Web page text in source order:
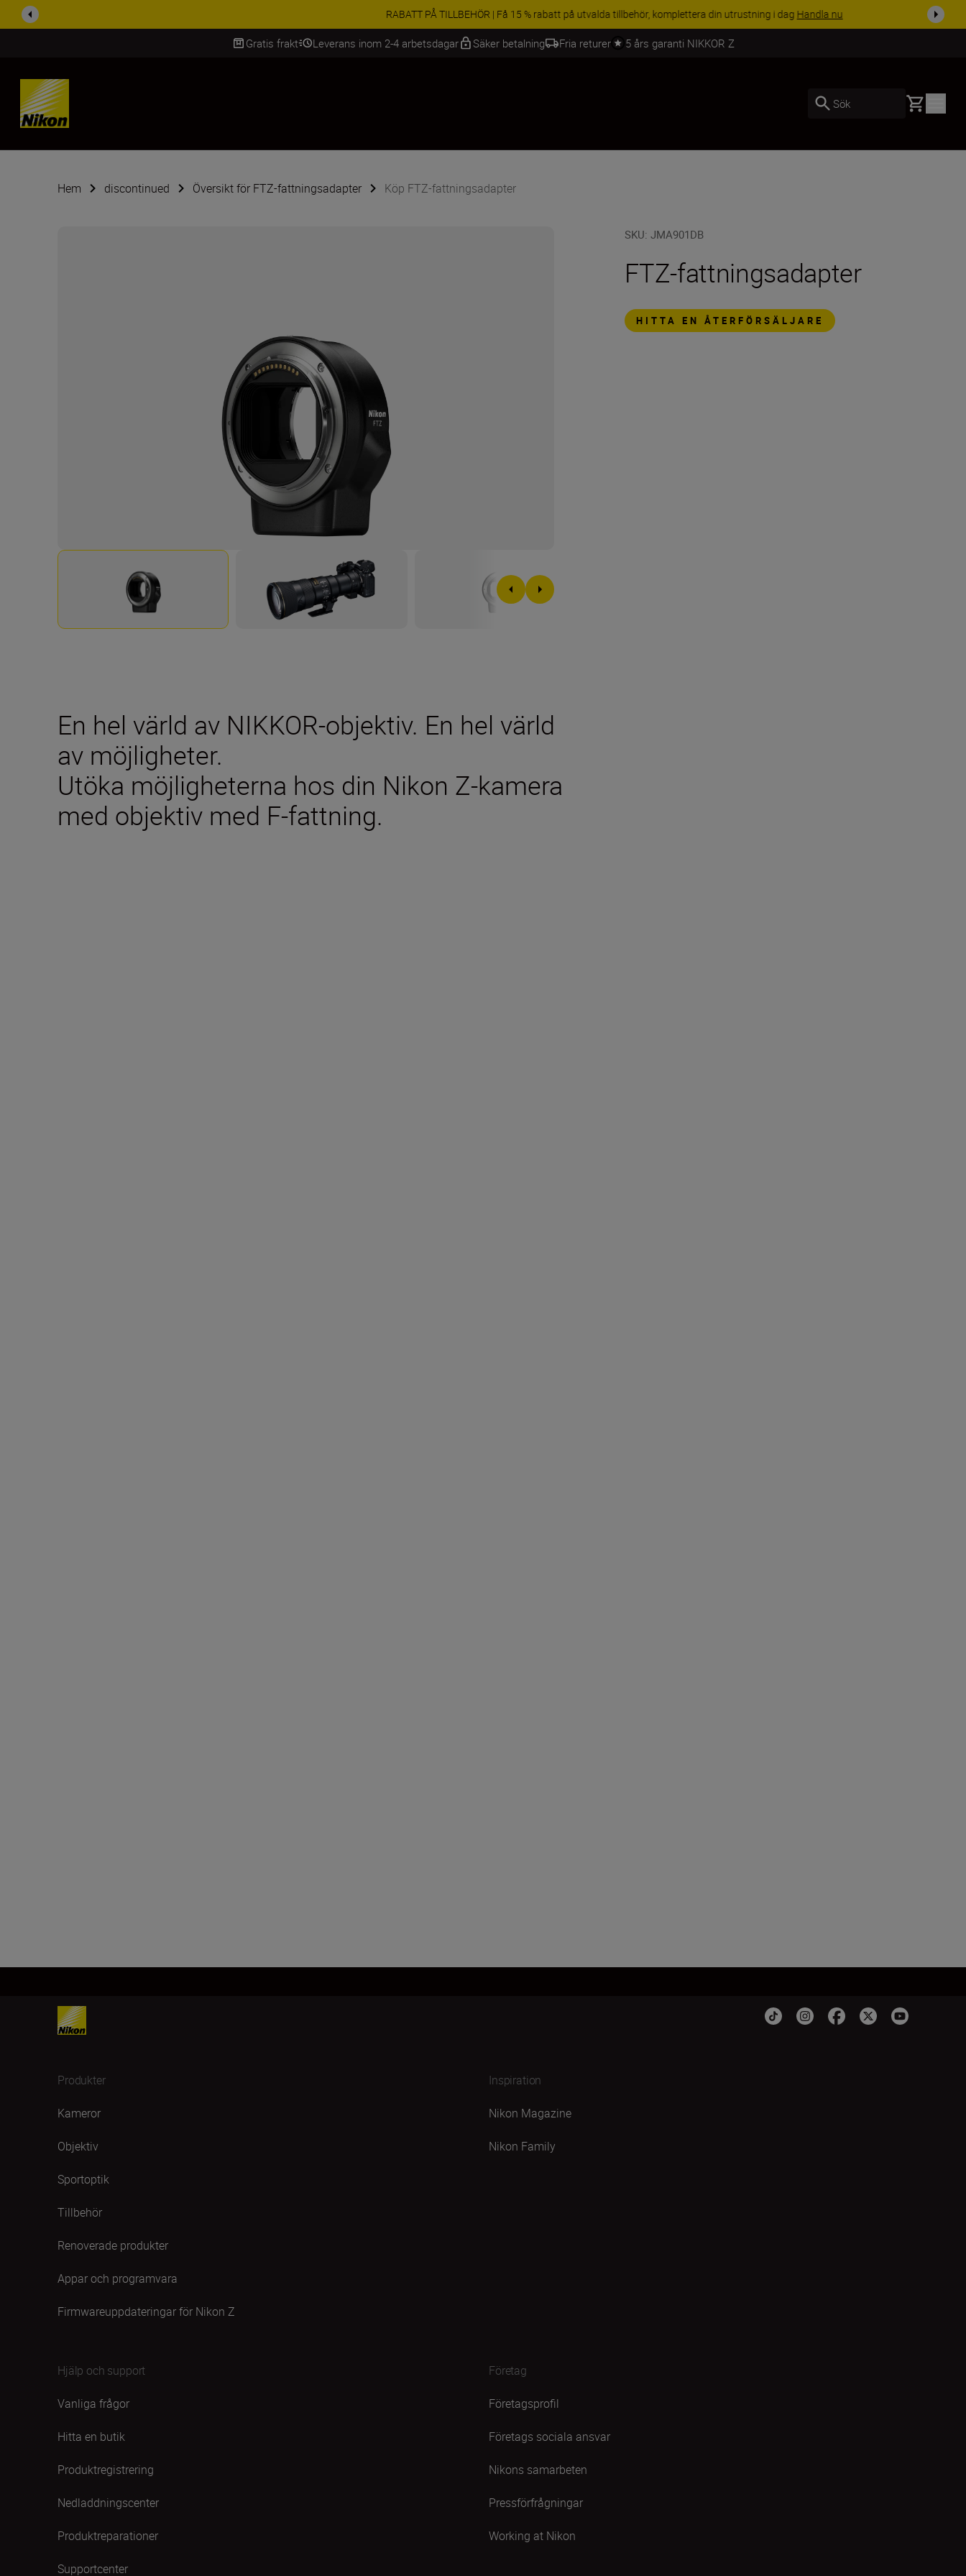
RABATT PÅ TILLBEHÖR | Få 15 % rabatt på utvalda tillbehör, komplettera din utrustning i dagHandla nu
Gratis frakt Leverans inom 2-4 arbetsdagar Säker betalning Fria returer 5 års garanti NIKKOR Z
SKIP
Sök Basket
Hem discontinued Översikt för FTZ-fattningsadapter Köp FTZ-fattningsadapter
SKU:JMA901DB
FTZ-fattningsadapter
HITTA EN ÅTERFÖRSÄLJARE
En hel värld av NIKKOR-objektiv. En hel värld
av möjligheter.
Utöka möjligheterna hos din Nikon Z-kamera
med objektiv med F-fattning.
Produkter
Kameror
Objektiv
Sportoptik
Tillbehör
Renoverade produkter
Appar och programvara
Firmwareuppdateringar för Nikon Z
Inspiration
Nikon Magazine
Nikon Family
Hjälp och support
Vanliga frågor
Hitta en butik
Produktregistrering
Nedladdningscenter
Produktreparationer
Supportcenter
Företag
Företagsprofil
Företags sociala ansvar
Nikons samarbeten
Pressförfrågningar
Working at Nikon